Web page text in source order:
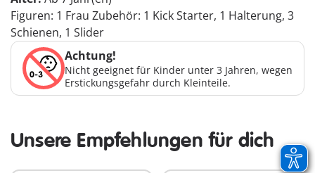
Figuren: 1 Frau Zubehör: 1 Kick Starter, 1 Halterung, 3
Schienen, 1 Slider
Achtung!
Nicht geeignet für Kinder unter 3 Jahren, wegen
Erstickungsgefahr durch Kleinteile.
Unsere Empfehlungen für dich